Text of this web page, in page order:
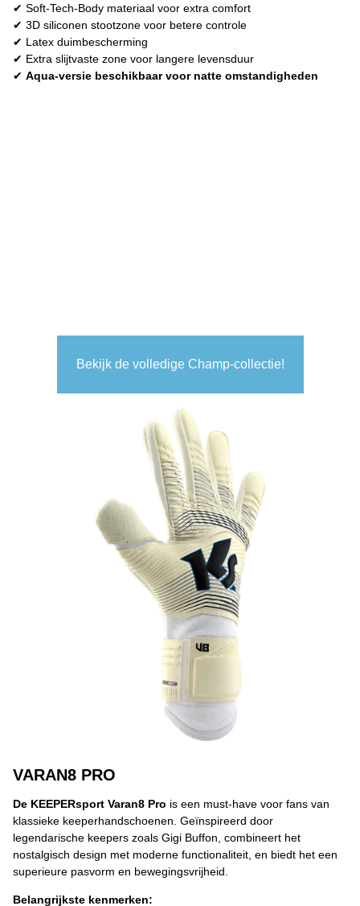
✔ Soft-Tech-Body materiaal voor extra comfort
✔ 3D siliconen stootzone voor betere controle
✔ Latex duimbescherming
✔ Extra slijtvaste zone voor langere levensduur
✔ Aqua-versie beschikbaar voor natte omstandigheden
Bekijk de volledige Champ-collectie!
VARAN8 PRO
De KEEPERsport Varan8 Pro is een must-have voor fans van
klassieke keeperhandschoenen. Geïnspireerd door
legendarische keepers zoals Gigi Buffon, combineert het
nostalgisch design met moderne functionaliteit, en biedt het een
superieure pasvorm en bewegingsvrijheid.
Belangrijkste kenmerken: